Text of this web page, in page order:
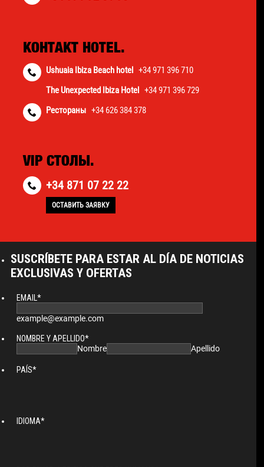
КОНТАКТ HOTEL.
Ushuaia Ibiza Beach hotel +34 971 396 710
The Unexpected Ibiza Hotel +34 971 396 729
Рестораны +34 626 384 378
VIP СТОЛЫ.
+34 871 07 22 22
ОСТАВИТЬ ЗАЯВКУ